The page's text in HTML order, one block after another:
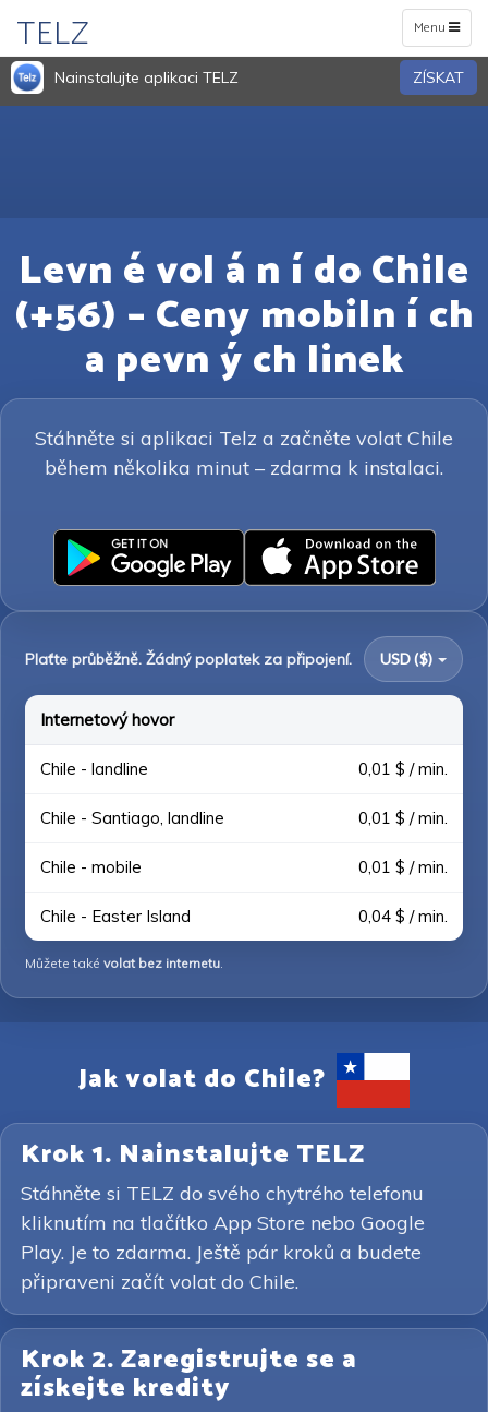
Toggle
navigation
Menu
TELZ
Nainstalujte aplikaci TELZ ZÍSKAT
Levn é vol á n í do Chile
(+56) – Ceny mobiln í ch
a pevn ý ch linek
Stáhněte si aplikaci Telz a začněte volat Chile
během několika minut – zdarma k instalaci.
Plaťte průběžně. Žádný poplatek za připojení. USD ($)
Internetový hovor
Chile - landline 0,01 $ / min.
Chile - Santiago, landline 0,01 $ / min.
Chile - mobile 0,01 $ / min.
Chile - Easter Island 0,04 $ / min.
Můžete také volat bez internetu.
Jak volat do Chile?
Krok 1. Nainstalujte TELZ
Stáhněte si TELZ do svého chytrého telefonu
kliknutím na tlačítko App Store nebo Google
Play. Je to zdarma. Ještě pár kroků a budete
připraveni začít volat do Chile.
Krok 2. Zaregistrujte se a
získejte kredity